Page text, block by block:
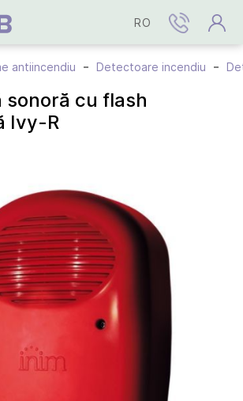
RO
antiincendiu Detectoare incendiu
sonoră cu flash
Ivy-R